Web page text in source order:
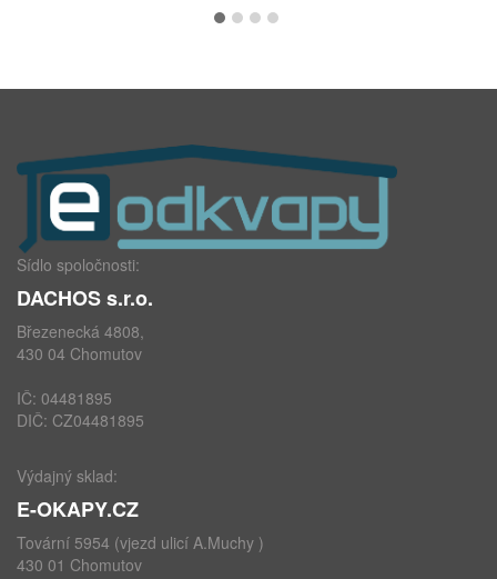
Sídlo spoločnosti:
DACHOS s.r.o.
Březenecká 4808,
430 04 Chomutov
IČ: 04481895
DIČ: CZ04481895
Výdajný sklad:
E-OKAPY.CZ
Tovární 5954 (vjezd ulicí A.Muchy )
430 01 Chomutov